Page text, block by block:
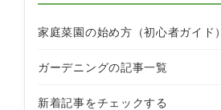
家庭菜園の始め方（初心者ガイド）
ガーデニングの記事一覧
新着記事をチェックする